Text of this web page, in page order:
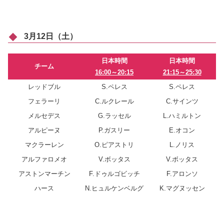
3月12日（土）
チーム
日本時間
16:00～20:15
日本時間
21:15～25:30
レッドブル
S.ペレス
S.ペレス
フェラーリ
C.ルクレール
C.サインツ
メルセデス
G.ラッセル
L.ハミルトン
アルピーヌ
P.ガスリー
E.オコン
マクラーレン
O.ピアストリ
L.ノリス
アルファロメオ
V.ボッタス
V.ボッタス
アストンマーチン
F.ドゥルゴビッチ
F.アロンソ
ハース
N.ヒュルケンベルグ
K.マグヌッセン